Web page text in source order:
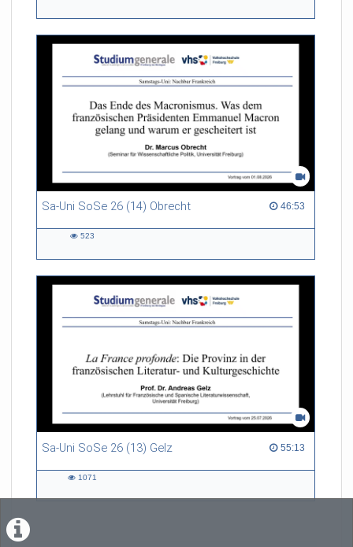
Sa-Uni SoSe 26 (14) Obrecht 46:53
46:53 duration
523
Sa-Uni SoSe 26 (13) Gelz 55:13
55:13 duration
1071